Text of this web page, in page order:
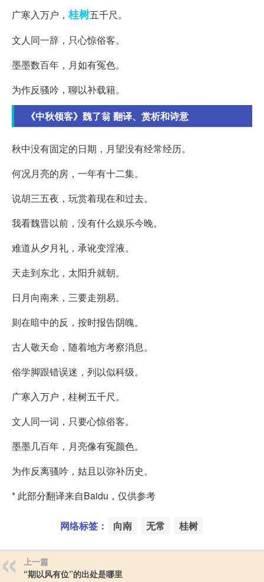
广寒入万户，桂树五千尺。
文人同一辞，只心惊俗客。
墨墨数百年，月如有冤色。
为作反骚吟，聊以补载籍。
《中秋领客》魏了翁 翻译、赏析和诗意
秋中没有固定的日期，月望没有经常经历。
何况月亮的房，一年有十二集。
说胡三五夜，玩赏着现在和过去。
我看魏晋以前，没有什么娱乐今晚。
难道从夕月礼，承讹变淫液。
天走到东北，太阳升就朝。
日月向南来，三要走朔易。
则在暗中的反，按时报告阴魄。
古人敬天命，随着地方考察消息。
俗学脚跟错误迷，列以似科级。
广寒入万户，桂树五千尺。
文人同一词，只要心惊俗客。
墨墨几百年，月亮像有冤颜色。
为作反离骚吟，姑且以弥补历史。
* 此部分翻译来自Baidu，仅供参考
网络标签： 向南 无常 桂树
上一篇
“期以风有位”的出处是哪里